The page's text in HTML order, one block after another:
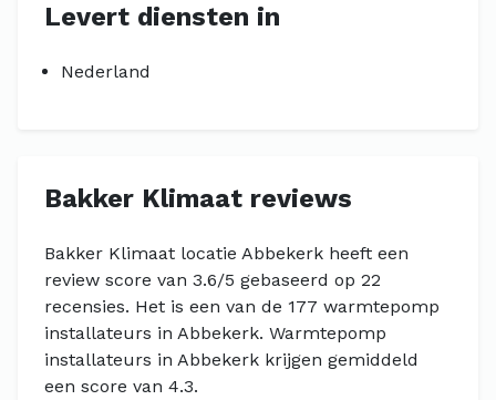
Levert diensten in
Nederland
Bakker Klimaat reviews
Bakker Klimaat locatie Abbekerk heeft een
review score van 3.6/5 gebaseerd op 22
recensies. Het is een van de 177 warmtepomp
installateurs in Abbekerk. Warmtepomp
installateurs in Abbekerk krijgen gemiddeld
een score van 4.3.